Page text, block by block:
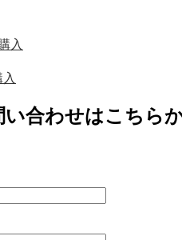
入
合わせはこちら